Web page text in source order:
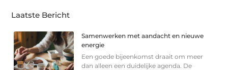
Laatste Bericht
Samenwerken met aandacht en nieuwe
energie
Een goede bijeenkomst draait om meer
dan alleen een duidelijke agenda. De